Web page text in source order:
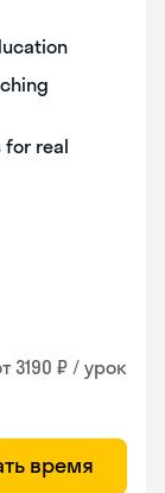
for real
3190 ₽ / урок
время